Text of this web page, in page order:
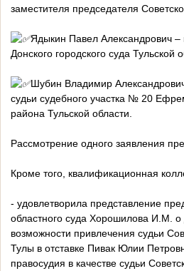
заместителя председателя
Ядыкин Павел Александрович –
Донского городского суда Тульской
Шубин Владимир
судьи судебного участка № 20
района Тульской области.
Рассмотрение одного заявления
Кроме того, квалификационная
- удовлетворила представление
областного суда Хорошилова И.М. о
возможности привлечения судьи
Тулы в отставке Пивак Юлии
правосудия в качестве судьи